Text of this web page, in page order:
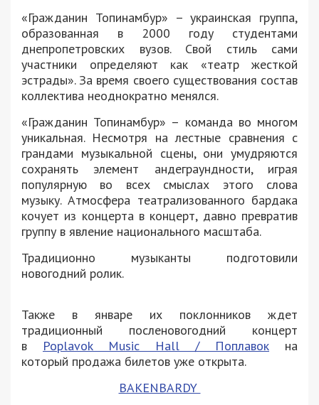
«Гражданин Топинамбур» – украинская группа,
образованная в 2000 году студентами
днепропетровских вузов. Свой стиль сами
участники определяют как «театр жесткой
эстрады». За время своего существования состав
коллектива неоднократно менялся.
«Гражданин Топинамбур» – команда во многом
уникальная. Несмотря на лестные сравнения с
грандами музыкальной сцены, они умудряются
сохранять элемент андеграундности, играя
популярную во всех смыслах этого слова
музыку. Атмосфера театрализованного бардака
кочует из концерта в концерт, давно превратив
группу в явление национального масштаба.
Традиционно музыканты подготовили
новогодний ролик.
Также в январе их поклонников ждет
традиционный посленовогодний концерт
в Poplavok Music Hall / Поплавок на
который продажа билетов уже открыта.
BAKENBARDY